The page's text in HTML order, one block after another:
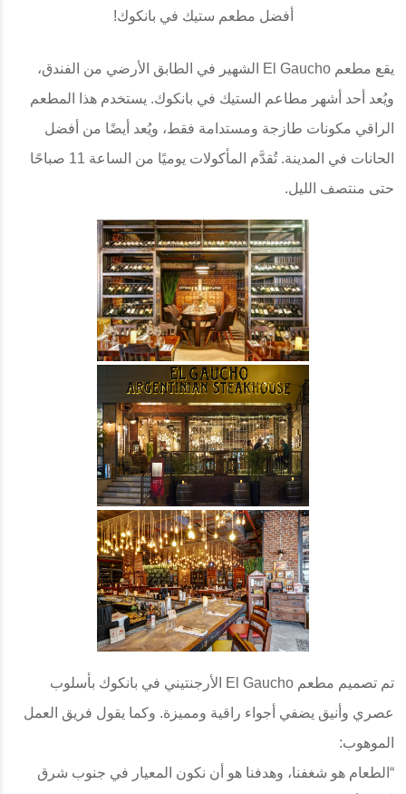
أفضل مطعم ستيك في بانكوك!
يقع مطعم El Gaucho الشهير في الطابق الأرضي من الفندق،
ويُعد أحد أشهر مطاعم الستيك في بانكوك. يستخدم هذا المطعم
الراقي مكونات طازجة ومستدامة فقط، ويُعد أيضًا من أفضل
الحانات في المدينة. تُقدَّم المأكولات يوميًا من الساعة 11 صباحًا
حتى منتصف الليل.
تم تصميم مطعم El Gaucho الأرجنتيني في بانكوك بأسلوب
عصري وأنيق يضفي أجواء راقية ومميزة. وكما يقول فريق العمل
الموهوب:
“الطعام هو شغفنا، وهدفنا هو أن نكون المعيار في جنوب شرق